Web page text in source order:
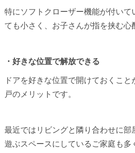
特にソフトクローザー機能が付いて
ても小さく、お子さんが指を挟む心
・好きな位置で解放できる
ドアを好きな位置で開けておくこ
戸のメリットです。
最近ではリビングと隣り合わせに
遊ぶスペースにしているご家庭も多